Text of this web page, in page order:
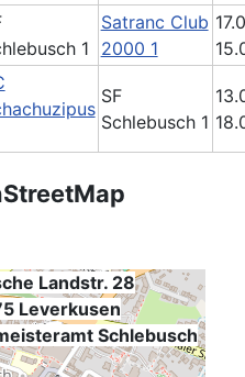
1
Satranc Club
2000 1
SF
Schlebusch 1
Landstr. 28
Leverkusen
Schlebusch